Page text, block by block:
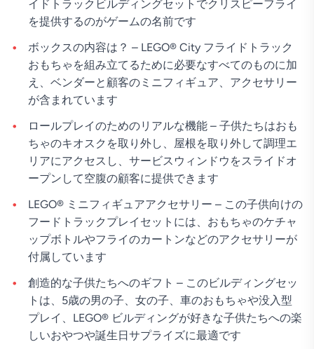
イドトラックビルディングセットでクリスピーフライ
を提供するのがゲームの名前です
ボックスの内容は？ – LEGO® City フライドトラック
おもちゃを組み立てるために必要なすべてのものに加
え、ベンダーと顧客のミニフィギュア、アクセサリー
が含まれています
ロールプレイのためのリアルな機能 – 子供たちはおも
ちゃのキオスクを取り外し、屋根を取り外して調理エ
リアにアクセスし、サービスウィンドウをスライドオ
ープンして空腹の顧客に提供できます
LEGO® ミニフィギュアアクセサリー – この子供向けの
フードトラックプレイセットには、おもちゃのケチャ
ップボトルやフライのカートンなどのアクセサリーが
付属しています
創造的な子供たちへのギフト – このビルディングセッ
トは、5歳の男の子、女の子、車のおもちゃや没入型
プレイ、LEGO® ビルディングが好きな子供たちへの楽
しいおやつや誕生日サプライズに最適です